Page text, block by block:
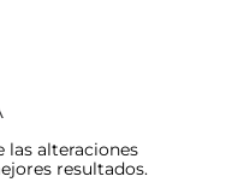
las alteraciones
resultados.